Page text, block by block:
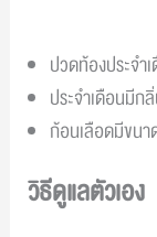
ปวดท้องประจำ
ประจำเดือนมี
ก้อนเลือดมีขน
วิธีดูแลตัวเอง